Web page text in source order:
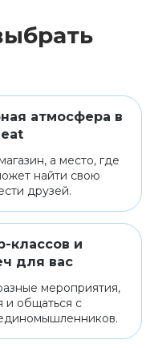
атмосфера в
а место, где
найти свою
друзей.
классов и
для вас
мероприятия,
и общаться с